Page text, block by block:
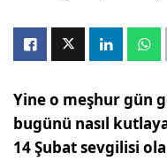
Yine o meşhur gün
bugünü nasıl
14 Şubat sevgilisi